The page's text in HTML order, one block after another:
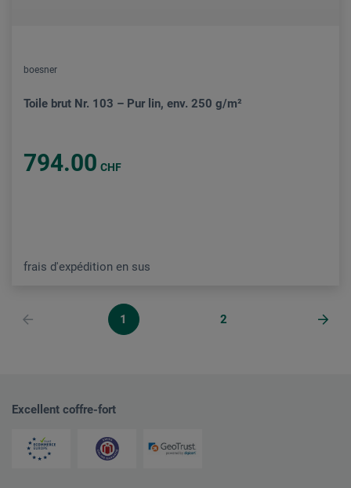
boesner
Toile brut Nr. 103 – Pur lin, env. 250 g/m²
794.00 CHF
frais d'expédition en sus
1 2
Excellent coffre-fort